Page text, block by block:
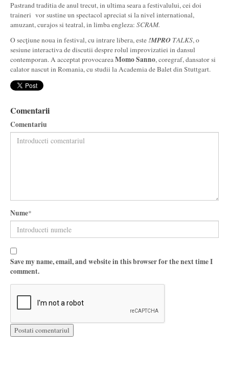
Pastrand traditia de anul trecut, in ultima seara a festivalului, cei doi
traineri vor sustine un spectacol apreciat si la nivel international,
amuzant, curajos si teatral, in limba engleza: SCRAM.
O secţiune noua in festival, cu intrare libera, este !MPRO TALKS, o
sesiune interactiva de discutii despre rolul improvizatiei in dansul
contemporan. A acceptat provocareaMomo Sanno, coregraf, dansator si
calator nascut in Romania, cu studii la Academia de Balet din Stuttgart.
Comentarii
Comentariu
Nume*
Save my name, email, and website in this browser for the next time I
comment.